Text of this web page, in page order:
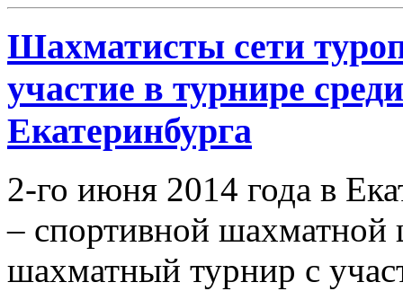
Шахматисты сети
участие в турнире
Екатеринбурга
2-го июня 2014 года в
– спортивной шахматной
шахматный турнир с